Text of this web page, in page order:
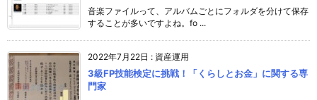
音楽ファイルって、アルバムごとにフォルダを分けて保存
することが多いですよね。fo ...
2022年7月22日 : 資産運用
3級FP技能検定に挑戦！「くらしとお金」に関する専
門家